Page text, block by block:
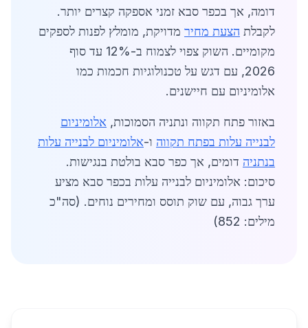
דומה, אך בכפר סבא זמני אספקה קצרים יותר.
לקבלת הצעת מחיר מדויקת, מומלץ לפנות לספקים
מקומיים. השוק צפוי לצמוח ב-12% עד סוף
2026, עם דגש על טכנולוגיות חכמות כמו
אלומיניום עם חיישנים.
באזור פתח תקווה ונתניה הסמוכות, אלומיניום
לבנייה עלות בפתח תקווה ו-אלומיניום לבנייה עלות
בנתניה דומים, אך כפר סבא בולטת בנגישות.
סיכום: אלומיניום לבנייה עלות בכפר סבא מציע
ערך גבוה, עם שוק תוסס ומחירים נוחים. (סה"כ
מילים: 852)